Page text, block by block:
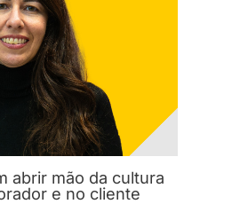
abrir mão da cultura
e no cliente